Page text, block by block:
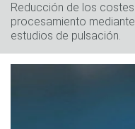
Reducción de los
procesamiento
estudios de pulsación.